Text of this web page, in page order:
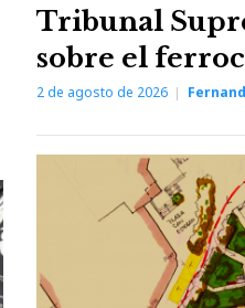
Tribunal
sobre el
2 de agosto de 2026